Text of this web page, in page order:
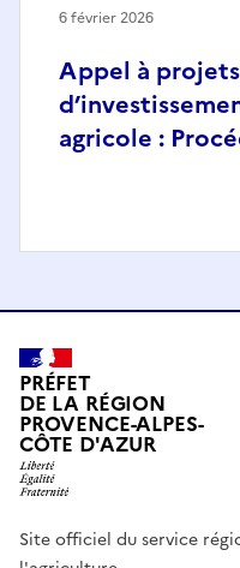
Appel à
agricole :
6 février 2026
PRÉFET
DE LA RÉGION
PROVENCE-ALPES-
CÔTE D'AZUR
Site officiel du service